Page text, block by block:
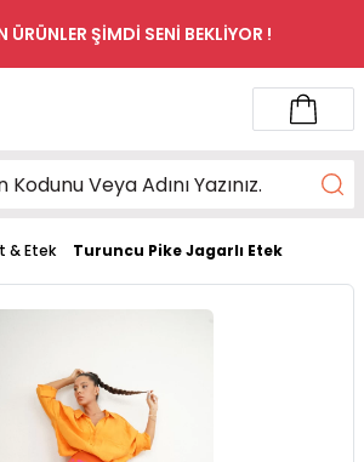
ÜRÜNLER ŞİMDİ SENİ BEKLİYOR !
& Etek Turuncu Pike Jagarlı Etek